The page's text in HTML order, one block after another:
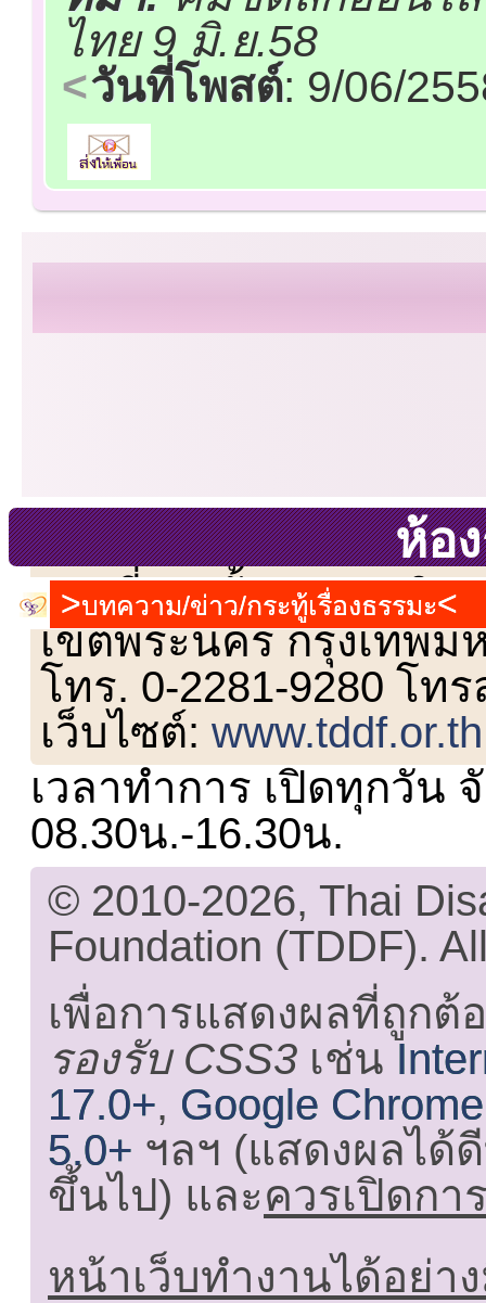
ไทย 9 มิ.ย.58
วันที่โพสต์: 9/06/
ห้อ
บทความ/ข่าว/กระทู้เรื่องธรรมะ
เลขที่ 23 ชั้น 2 ถนนวิ
เขตพระนคร กรุงเทพม
โทร. 0-2281-9280 โท
เว็บไซต์:www.tddf.or.th
เวลาทำการ เปิดทุกวัน
08.30น.-16.30น.
© 2010-2026, Thai
Foundation (TDDF).
เพื่อการแสดงผลที่ถูกต้
รองรับ CSS3 เช่น
17.0+, Google
5.0+ ฯลฯ (แสดงผลได้
ขึ้นไป) และควรเปิดกา
หน้าเว็บทำงานได้อย่า